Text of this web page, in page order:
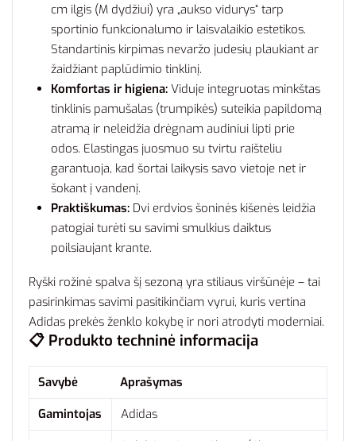
cm ilgis (M dydžiui) yra „aukso vidurys“ tarp
sportinio funkcionalumo ir laisvalaikio estetikos.
Standartinis kirpimas nevaržo judesių plaukiant ar
žaidžiant paplūdimio tinklinį.
Komfortas ir higiena: Viduje integruotas minkštas
tinklinis pamušalas (trumpikės) suteikia papildomą
atramą ir neleidžia drėgnam audiniui lipti prie
odos. Elastingas juosmuo su tvirtu raišteliu
garantuoja, kad šortai laikysis savo vietoje net ir
šokant į vandenį.
Praktiškumas: Dvi erdvios šoninės kišenės leidžia
patogiai turėti su savimi smulkius daiktus
poilsiaujant krante.
Ryški rožinė spalva šį sezoną yra stiliaus viršūnėje – tai
pasirinkimas savimi pasitikinčiam vyrui, kuris vertina
Adidas prekės ženklo kokybę ir nori atrodyti moderniai.
📋 Produkto techninė informacija
Savybė
Aprašymas
Gamintojas
Adidas